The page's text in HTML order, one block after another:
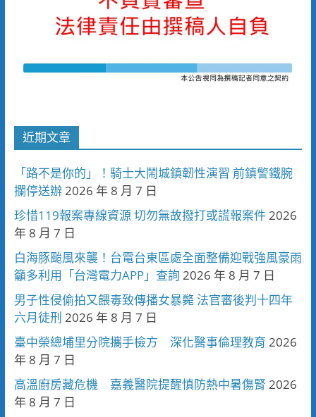
近期文章
「路不是你的」！騎士大鬧城鎮韌性演習 前鎮警鐵腕
攔停送辦2026 年 8 月 7 日
珍惜119報案專線資源 切勿無故撥打或謊報案件2026
年 8 月 7 日
白海豚颱風來襲！台電台東區處全面整備迎戰強風豪雨
籲多利用「台灣電力APP」查詢 2026 年 8 月 7 日
男子性侵偷拍又餵毒致傳播女暴斃 法官審後判十四年
六月徒刑 2026 年 8 月 7 日
臺中榮總埔里分院攜手檢方 深化醫事倫理教育 2026
年 8 月 7 日
高溫廚房藏危機 嘉義醫院提醒慎防熱中暑傷腎 2026
年 8 月 7 日